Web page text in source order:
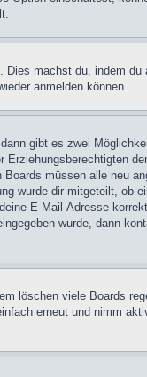
Dies machst du, indem du
anmelden können.
gibt es zwei
müssen alle neu
wurde dir mitgeteilt, ob
E-Mail-Adresse
wurde, dann
löschen viele Boards
erneut und nimm